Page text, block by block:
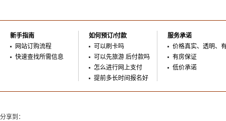
新手指南
网站订购流程
快速查找所需信息
如何预订/付款
可以刷卡吗
可以先旅游 后付款吗
怎么进行网上支付
提前多长时间报名好
服务承诺
价格真实、透明、
有房保证
低价承诺
分享到：